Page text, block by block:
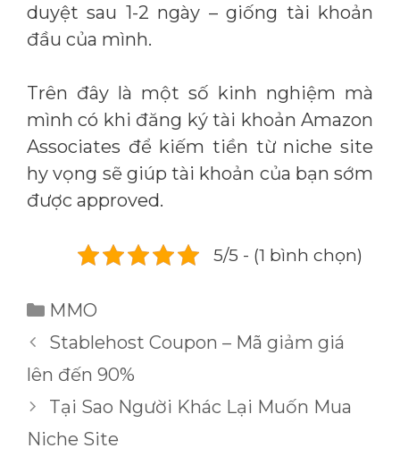
duyệt sau 1-2 ngày – giống tài khoản
đầu của mình.
Trên đây là một số kinh nghiệm mà
mình có khi đăng ký tài khoản Amazon
Associates để kiếm tiền từ niche site
hy vọng sẽ giúp tài khoản của bạn sớm
được approved.
5/5 - (1 bình chọn)
Danh
mục
MMO
Stablehost Coupon – Mã giảm giá
lên đến 90%
Tại Sao Người Khác Lại Muốn Mua
Niche Site